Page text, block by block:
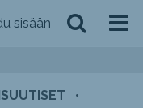
sisään
•